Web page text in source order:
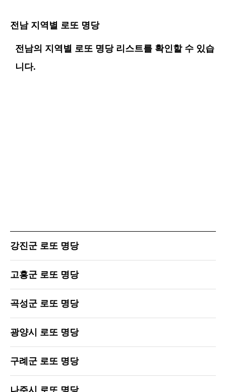
전남 지역별 로또 명당
전남의 지역별 로또 명당 리스트를 확인할 수 있습
니다.
강진군 로또 명당
고흥군 로또 명당
곡성군 로또 명당
광양시 로또 명당
구례군 로또 명당
나주시 로또 명당